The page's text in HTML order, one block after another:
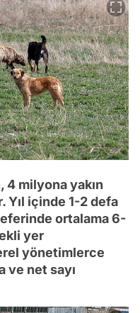
4 milyona yakın
Yıl içinde 1-2 defa
ortalama 6-
yer
yönetimlerce
ve net sayı